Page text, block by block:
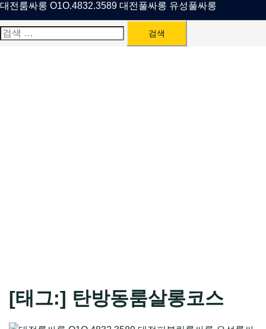
대전룸싸롱 O1O.4832.3589 대전풀싸롱 유성풀싸롱
검
[태그:] 탄방동룸살롱코스